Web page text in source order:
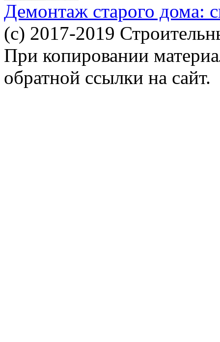
Демонтаж старого дома:
(c) 2017-2019
При копировании
обратной ссылки на сайт.